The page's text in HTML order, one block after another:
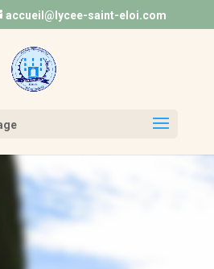
accueil@lycee-saint-eloi.com